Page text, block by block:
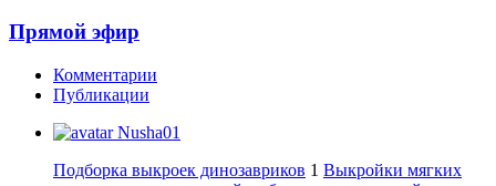
Прямой эфир
Комментарии
Публикации
Nusha01
Подборка выкроек динозавриков 1 Выкройки мягких